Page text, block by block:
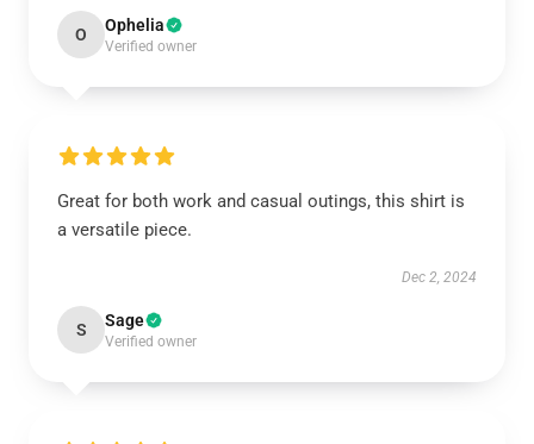
O Ophelia
Verified owner
Great for both work and casual outings, this shirt is
a versatile piece.
Dec 2, 2024
S Sage
Verified owner